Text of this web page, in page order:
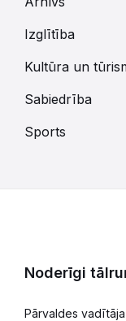
Izglītība
Kultūra un
Sabiedrība
Sports
Noderīgi
Pārvaldes vadītāja